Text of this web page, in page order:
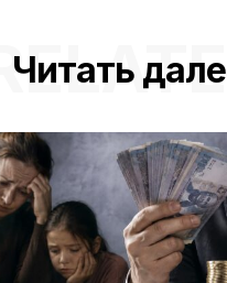
Читать